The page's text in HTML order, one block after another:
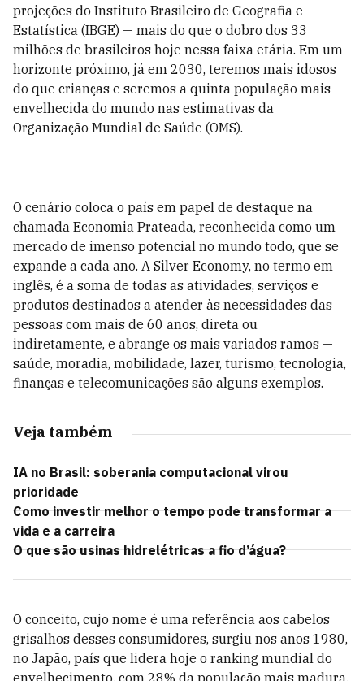
projeções do Instituto Brasileiro de Geografia e
Estatística (IBGE) — mais do que o dobro dos 33
milhões de brasileiros hoje nessa faixa etária. Em um
horizonte próximo, já em 2030, teremos mais idosos
do que crianças e seremos a quinta população mais
envelhecida do mundo nas estimativas da
Organização Mundial de Saúde (OMS).
O cenário coloca o país em papel de destaque na
chamada Economia Pratea­da, reconhecida como um
mercado de imenso potencial no mundo todo, que se
expande a cada ano. A Silver Economy, no termo em
inglês, é a soma de todas as atividades, serviços e
produtos destinados a atender às necessidades das
pessoas com mais de 60 anos, direta ou
indiretamente, e abrange os mais variados ramos —
saúde, moradia, mobilidade, lazer, turismo, tecnologia,
finanças e telecomunicações são alguns exemplos.
Veja também
IA no Brasil: soberania computacional virou
prioridade
Como investir melhor o tempo pode transformar a
vida e a carreira
O que são usinas hidrelétricas a fio d’água?
O conceito, cujo nome é uma referência aos cabelos
grisalhos desses consumidores, surgiu nos anos 1980,
no Japão, país que lidera hoje o ranking mundial do
envelhecimento, com 28% da população mais madura.